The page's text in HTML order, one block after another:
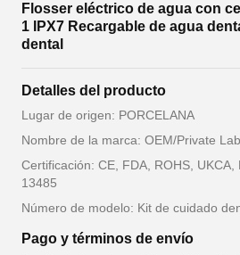
Flosser eléctrico de agua con
1 IPX7 Recargable de agua
dental
Detalles del producto
Lugar de origen: PORCELANA
Nombre de la marca: OEM/Private
Certificación: CE, FDA, ROHS,
13485
Número de modelo: Kit de cuidado
Pago y términos de envío